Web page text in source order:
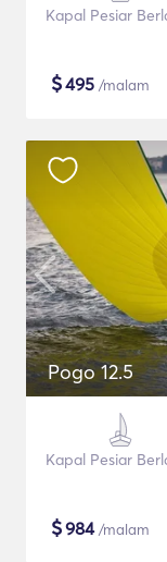
Kapal Pesiar
$495 /malam
Pogo 12.5
Kapal Pesiar
$984/malam